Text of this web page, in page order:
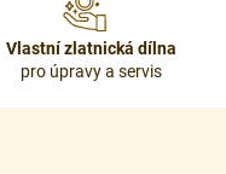
Vlastní zlatnická dílna
pro úpravy a servis